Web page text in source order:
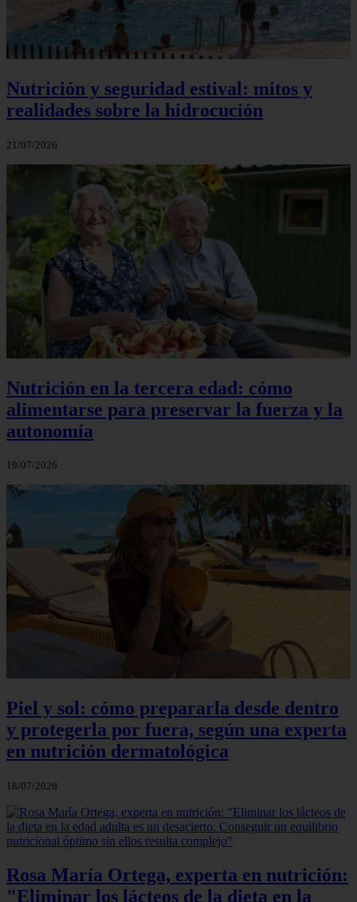
Nutrición y seguridad estival: mitos y
realidades sobre la hidrocución
21/07/2026
Nutrición en la tercera edad: cómo
alimentarse para preservar la fuerza y la
autonomía
19/07/2026
Piel y sol: cómo prepararla desde dentro
y protegerla por fuera, según una experta
en nutrición dermatológica
18/07/2026
Rosa María Ortega, experta en nutrición:
"Eliminar los lácteos de la dieta en la